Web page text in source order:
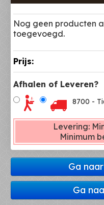
Nog geen producten
toegevoegd.
Prijs:
Afhalen of Leveren?
8700 -
Levering:
Minimum
Ga
Ga